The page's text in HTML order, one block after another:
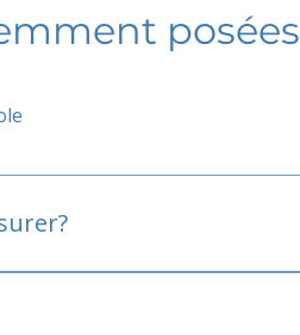
posées